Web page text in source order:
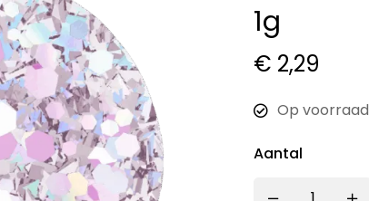
1g
€ 2,29
Op voorraad
Aantal